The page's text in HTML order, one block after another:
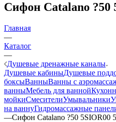
Сифон Catalano ?50
Главная
—
Каталог
—
Душевые дренажные каналы
Душевые кабиныДушевые
боксыВанныВанны с
ванныМебель для ванной
мойкиСмесителиУмывальники
на ваннуГидромассажные
—Сифон Catalano ?50 5SIOR00